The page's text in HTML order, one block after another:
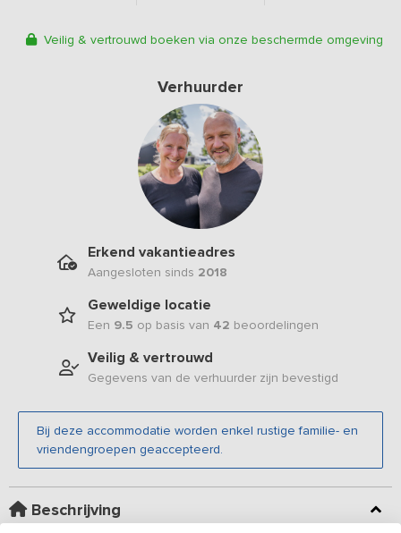
Veilig & vertrouwd boeken via onze beschermde omgeving
Verhuurder
Erkend vakantieadres
Aangesloten sinds 2018
Geweldige locatie
Een 9.5 op basis van 42 beoordelingen
Veilig & vertrouwd
Gegevens van de verhuurder zijn bevestigd
Bij deze accommodatie worden enkel rustige familie- en
vriendengroepen geaccepteerd.
Beschrijving